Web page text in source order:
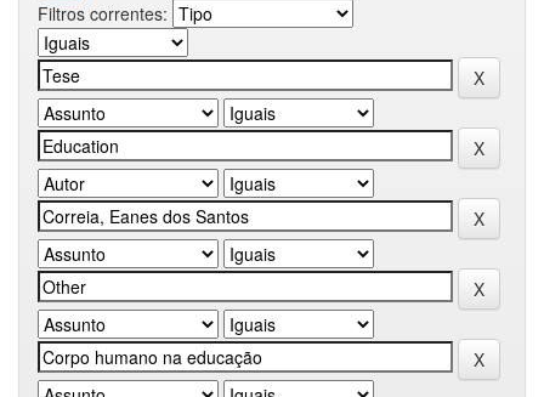
Filtros correntes: